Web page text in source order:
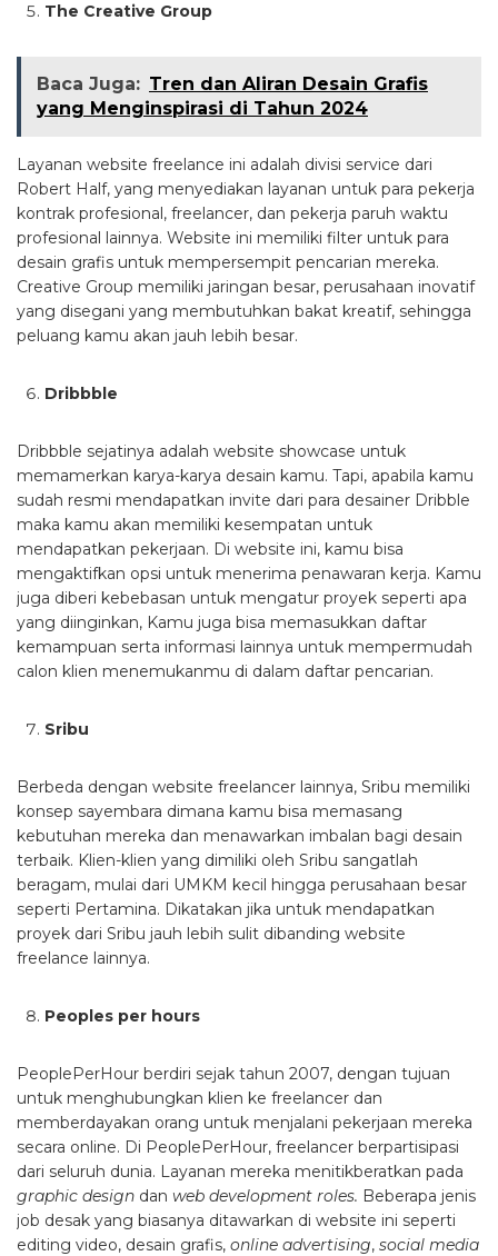
The Creative Group
Baca Juga: Tren dan Aliran Desain Grafis
yang Menginspirasi di Tahun 2024
Layanan website freelance ini adalah divisi service dari
Robert Half, yang menyediakan layanan untuk para pekerja
kontrak profesional, freelancer, dan pekerja paruh waktu
profesional lainnya. Website ini memiliki filter untuk para
desain grafis untuk mempersempit pencarian mereka.
Creative Group memiliki jaringan besar, perusahaan inovatif
yang disegani yang membutuhkan bakat kreatif, sehingga
peluang kamu akan jauh lebih besar.
Dribbble
Dribbble sejatinya adalah website showcase untuk
memamerkan karya-karya desain kamu. Tapi, apabila kamu
sudah resmi mendapatkan invite dari para desainer Dribble
maka kamu akan memiliki kesempatan untuk
mendapatkan pekerjaan. Di website ini, kamu bisa
mengaktifkan opsi untuk menerima penawaran kerja. Kamu
juga diberi kebebasan untuk mengatur proyek seperti apa
yang diinginkan, Kamu juga bisa memasukkan daftar
kemampuan serta informasi lainnya untuk mempermudah
calon klien menemukanmu di dalam daftar pencarian.
Sribu
Berbeda dengan website freelancer lainnya, Sribu memiliki
konsep sayembara dimana kamu bisa memasang
kebutuhan mereka dan menawarkan imbalan bagi desain
terbaik. Klien-klien yang dimiliki oleh Sribu sangatlah
beragam, mulai dari UMKM kecil hingga perusahaan besar
seperti Pertamina. Dikatakan jika untuk mendapatkan
proyek dari Sribu jauh lebih sulit dibanding website
freelance lainnya.
Peoples per hours
PeoplePerHour berdiri sejak tahun 2007, dengan tujuan
untuk menghubungkan klien ke freelancer dan
memberdayakan orang untuk menjalani pekerjaan mereka
secara online. Di PeoplePerHour, freelancer berpartisipasi
dari seluruh dunia. Layanan mereka menitikberatkan pada
graphic design dan web development roles. Beberapa jenis
job desak yang biasanya ditawarkan di website ini seperti
editing video, desain grafis, online advertising, social media